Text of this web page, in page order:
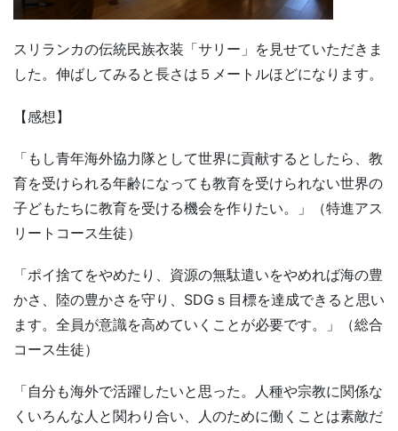
スリランカの伝統民族衣装「サリー」を見せていただきま
した。伸ばしてみると長さは５メートルほどになります。
【感想】
「もし青年海外協力隊として世界に貢献するとしたら、教
育を受けられる年齢になっても教育を受けられない世界の
子どもたちに教育を受ける機会を作りたい。」（特進アス
リートコース生徒）
「ポイ捨てをやめたり、資源の無駄遣いをやめれば海の豊
かさ、陸の豊かさを守り、SDGｓ目標を達成できると思い
ます。全員が意識を高めていくことが必要です。」（総合
コース生徒）
「自分も海外で活躍したいと思った。人種や宗教に関係な
くいろんな人と関わり合い、人のために働くことは素敵だ